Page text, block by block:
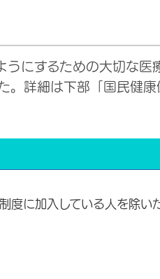
にするための大切な医
詳細は下部「国民健
に加入している人を除い